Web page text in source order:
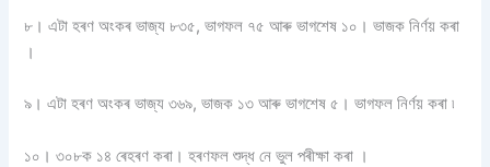
৮। এটা হৰণ অংকৰ ভাজ্য ৮৩৫, ভাগফল ৭৫ আৰু ভাগশেষ ১০। ভাজক নিৰ্ণয় কৰা
।
৯। এটা হৰণ অংকৰ ভাজ্য ৩৬৯, ভাজক ১৩ আৰু ভাগশেষ ৫। ভাগফল নির্ণয় কৰা ৷
১০। ৩০৮ক ১৪ ৰেহৰণ কৰা। হৰণফল শুদ্ধ নে ভুল পৰীক্ষা কৰা ।